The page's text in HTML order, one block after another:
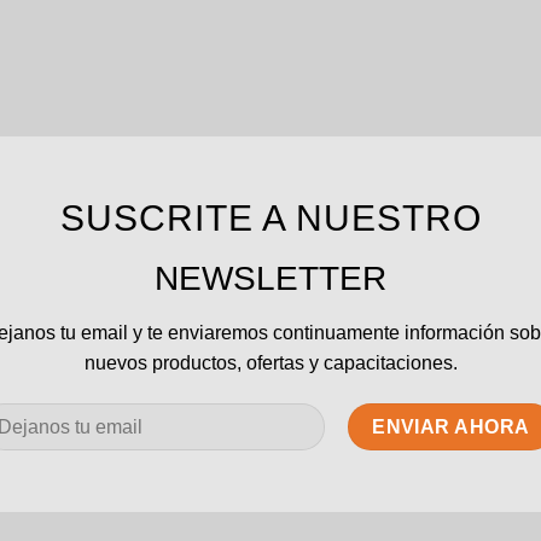
SUSCRITE A NUESTRO
NEWSLETTER
tu email y te enviaremos continuamente información
nuevos productos, ofertas y capacitaciones.